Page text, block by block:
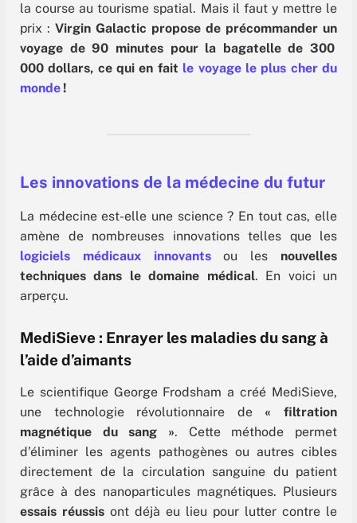
la course au tourisme spatial. Mais il faut y mettre le
prix : Virgin Galactic propose de précommander un
voyage de 90 minutes pour la bagatelle de 300
000 dollars, ce qui en fait le voyage le plus cher du
monde !
Les innovations de la médecine du futur
La médecine est-elle une science ? En tout cas, elle
amène de nombreuses innovations telles que les
logiciels médicaux innovantsou les nouvelles
techniques dans le domaine médical. En voici un
arperçu.
MediSieve : Enrayer les maladies du sang à
l’aide d’aimants
Le scientifique George Frodshama créé MediSieve,
une technologie révolutionnaire de« filtration
magnétique du sang ». Cette méthode permet
d’éliminer les agents pathogènes ou autres cibles
directement de la circulation sanguine du patient
grâce à des nanoparticules magnétiques. Plusieurs
essais réussis ont déjà eu lieu pour lutter contre le